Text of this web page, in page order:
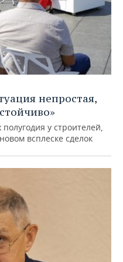
непростая,
у строителей,
всплеске сделок